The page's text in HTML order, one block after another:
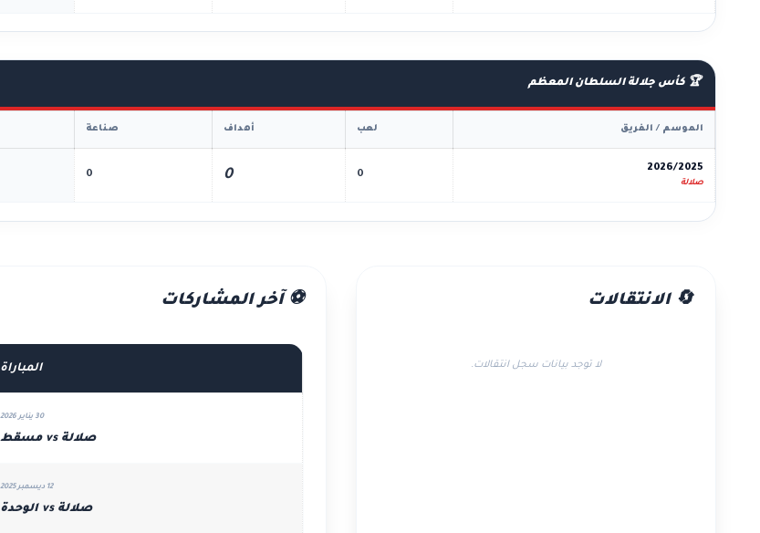
🏆 كأس جلالة السلطان المعظم
الموسم / الفريق لعب أهداف صناعة
2026/2025
صلالة
0
0
0
🔄 الانتقالات
لا توجد بيانات سجل انتقالات.
⚽ آخر المشاركات
المباراة
30 يناير 2026
صلالة vs مسقط
12 ديسمبر 2025
صلالة vs الوحدة